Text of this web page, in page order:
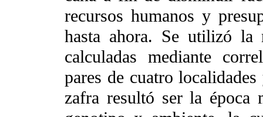
recursos humanos y
hasta ahora. Se utilizó la
calculadas mediante
pares de cuatro
zafra resultó ser la época